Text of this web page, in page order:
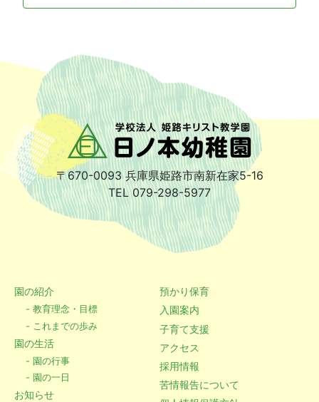
〒670-0093 兵庫県姫路市南新在家5-16
TEL 079-298-5977
園の紹介
- 教育理念・目標
- これまでの歩み
園の生活
- 園の行事
- 園の一日
お知らせ
預かり保育
入園案内
子育て支援
アクセス
採用情報
苦情報告について